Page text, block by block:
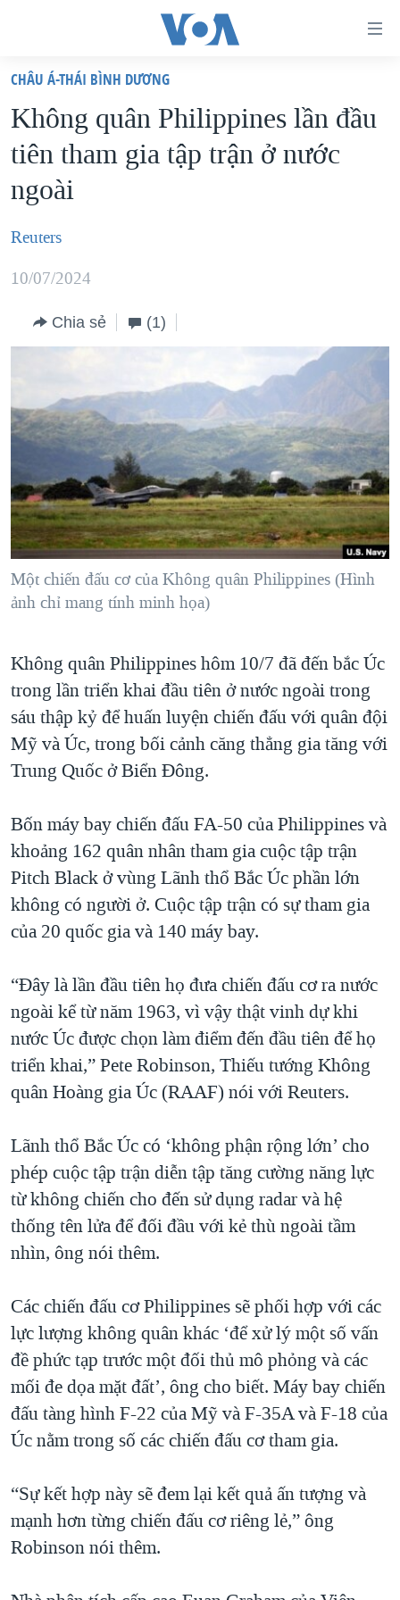
truy
cập
Tới
nội
dung
chính
điều
hướng
chính
"Tìm"
VIỆT NAM
HOA KỲ
BIỂN ĐÔNG
THẾ GIỚI
DIỄN ĐÀN
MỤC
NGƯỜI VIỆT HẢI NGOẠI
ĐỜI SỐNG
KINH TẾ
KHOA HỌC
SỨC KHOẺ
VĂN HOÁ
THỂ THAO
CHUYÊN ĐỀ
CHIẾN TRANH THƯƠNG MẠI CỦA MỸ: QUÁ KHỨ VÀ HIỆN
TẠI
HÀNH TRÌNH BẦU CỬ 2024
MỘT NĂM CHIẾN TRANH TẠI DẢI GAZA
GIẢI MÃ VÀNH ĐAI & CON ĐƯỜNG
NGÀY TỊ NẠN THẾ GIỚI
GROUND ZERO – XƯA VÀ NAY
CÁC GIÁ TRỊ CỘNG HÒA Ở VIỆT NAM
THƯỢNG ĐỈNH TRUMP-KIM TẠI VIỆT NAM
TRỊNH VĨNH BÌNH VS. CHÍNH PHỦ VIỆT NAM
NGƯ DÂN VIỆT VÀ LÀN SÓNG TRỘM HẢI SÂM
QUAN HỆ VIỆT MỸ
VIDEO
NGHE
MẠNG XÃ HỘI
Ngôn ngữ khác
CHÂU Á-THÁI BÌNH DƯƠNG
Không quân Philippines lần đầu
tiên tham gia tập trận ở nước
ngoài
Reuters
10/07/2024
Chia sẻ (1)
Một chiến đấu cơ của Không quân Philippines (Hình
ảnh chỉ mang tính minh họa)
Không quân Philippines hôm 10/7 đã đến bắc Úc
trong lần triển khai đầu tiên ở nước ngoài trong
sáu thập kỷ để huấn luyện chiến đấu với quân đội
Mỹ và Úc, trong bối cảnh căng thẳng gia tăng với
Trung Quốc ở Biển Đông.
Bốn máy bay chiến đấu FA-50 của Philippines và
khoảng 162 quân nhân tham gia cuộc tập trận
Pitch Black ở vùng Lãnh thổ Bắc Úc phần lớn
không có người ở. Cuộc tập trận có sự tham gia
của 20 quốc gia và 140 máy bay.
“Đây là lần đầu tiên họ đưa chiến đấu cơ ra nước
ngoài kể từ năm 1963, vì vậy thật vinh dự khi
nước Úc được chọn làm điểm đến đầu tiên để họ
triển khai,” Pete Robinson, Thiếu tướng Không
quân Hoàng gia Úc (RAAF) nói với Reuters.
Lãnh thổ Bắc Úc có ‘không phận rộng lớn’ cho
phép cuộc tập trận diễn tập tăng cường năng lực
từ không chiến cho đến sử dụng radar và hệ
thống tên lửa để đối đầu với kẻ thù ngoài tầm
nhìn, ông nói thêm.
Các chiến đấu cơ Philippines sẽ phối hợp với các
lực lượng không quân khác ‘để xử lý một số vấn
đề phức tạp trước một đối thủ mô phỏng và các
mối đe dọa mặt đất’, ông cho biết. Máy bay chiến
đấu tàng hình F-22 của Mỹ và F-35A và F-18 của
Úc nằm trong số các chiến đấu cơ tham gia.
“Sự kết hợp này sẽ đem lại kết quả ấn tượng và
mạnh hơn từng chiến đấu cơ riêng lẻ,” ông
Robinson nói thêm.